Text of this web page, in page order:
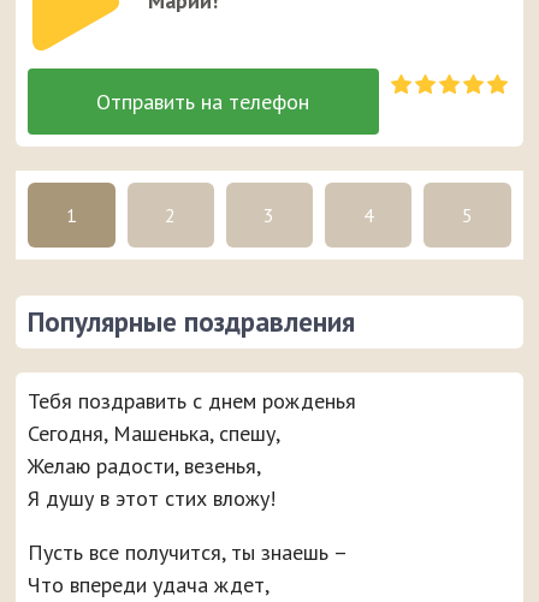
1 2 3 4 5
Популярные поздравления
Тебя поздравить с днем рожденья
Сегодня, Машенька, спешу,
Желаю радости, везенья,
Я душу в этот стих вложу!
Пусть все получится, ты знаешь –
Что впереди удача ждет,